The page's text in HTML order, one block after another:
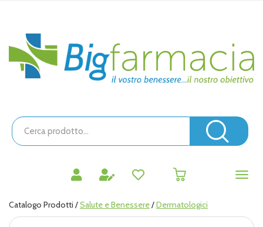
principaleBigfarmacia
Cerca
Prodotto
Catalogo Prodotti /Salute e Benessere/Dermatologici